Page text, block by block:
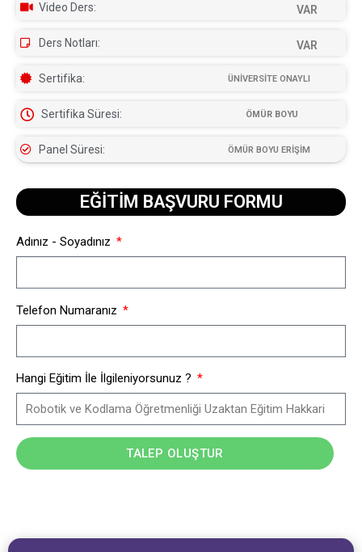
Video Ders: VAR
Ders Notları: VAR
Sertifika: ÜNİVERSİTE ONAYLI
Sertifika Süresi: ÖMÜR BOYU
Panel Süresi: ÖMÜR BOYU ERİŞİM
EĞİTİM BAŞVURU FORMU​
Adınız - Soyadınız
Telefon Numaranız
Hangi Eğitim İle İlgileniyorsunuz ?
TALEP OLUŞTUR